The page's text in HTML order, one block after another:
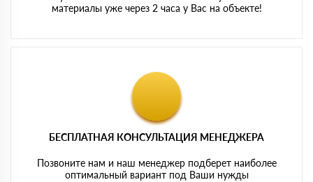
материалы уже через 2 часа у Вас на объекте!
БЕСПЛАТНАЯ КОНСУЛЬТАЦИЯ МЕНЕДЖЕРА
Позвоните нам и наш менеджер подберет наиболее
оптимальный вариант под Ваши нужды